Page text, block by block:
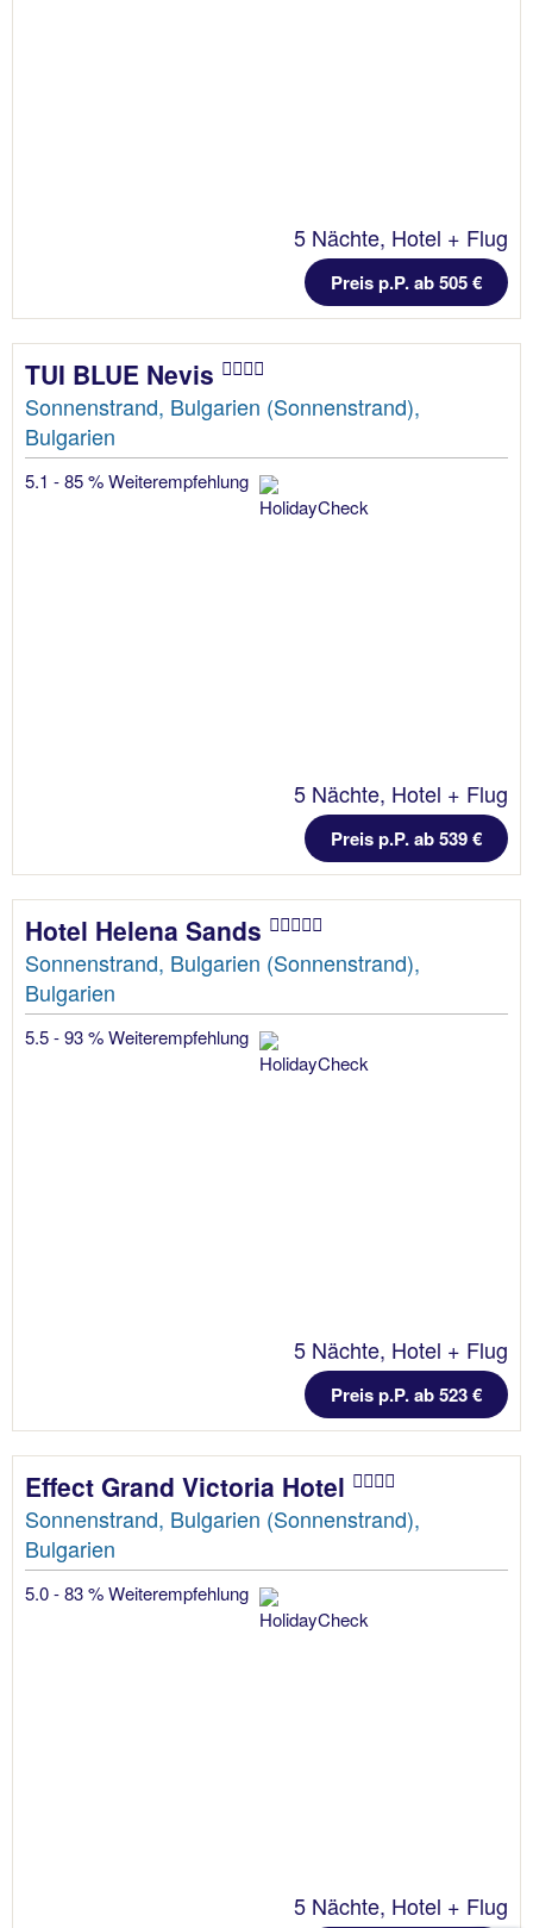
5 Nächte, Hotel + Flug
Preis p.P. ab 505 €
TUI BLUE Nevis
Sonnenstrand, Bulgarien (Sonnenstrand),
Bulgarien
5.1 - 85 % Weiterempfehlung
5 Nächte, Hotel + Flug
Preis p.P. ab 539 €
Hotel Helena Sands
Sonnenstrand, Bulgarien (Sonnenstrand),
Bulgarien
5.5 - 93 % Weiterempfehlung
5 Nächte, Hotel + Flug
Preis p.P. ab 523 €
Effect Grand Victoria Hotel
Sonnenstrand, Bulgarien (Sonnenstrand),
Bulgarien
5.0 - 83 % Weiterempfehlung
5 Nächte, Hotel + Flug